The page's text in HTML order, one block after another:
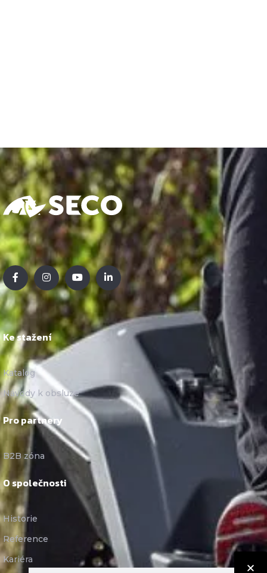
Ke stažení
Katalog
Návody k obsluze
Pro partnery
B2B zóna
O společnosti
Historie
Reference
Kariéra